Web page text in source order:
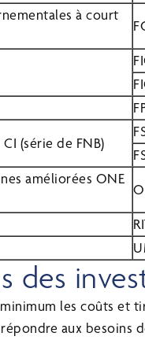
à court
(série de FNB)
améliorées ONE
des
les coûts et
aux besoins